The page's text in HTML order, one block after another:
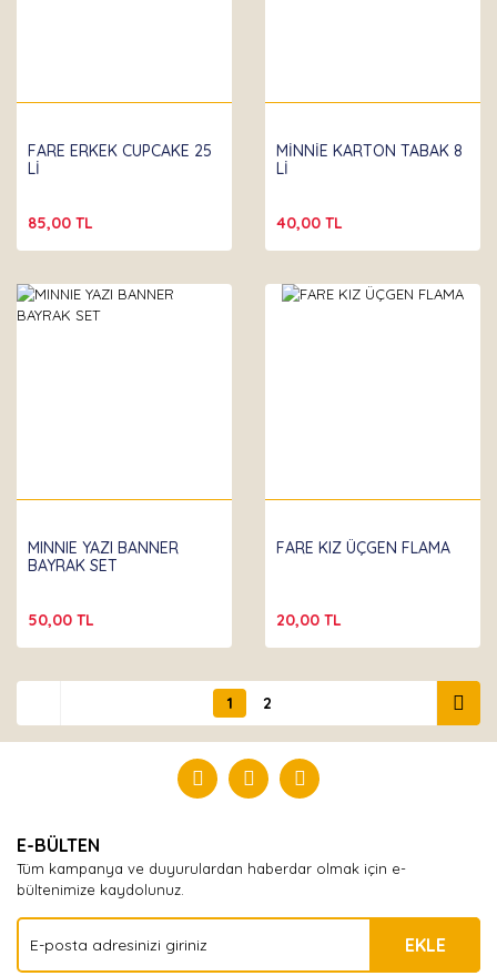
FARE ERKEK CUPCAKE 25
Lİ
85,00 TL
MİNNİE KARTON TABAK 8
Lİ
40,00 TL
MINNIE YAZI BANNER
BAYRAK SET
50,00 TL
FARE KIZ ÜÇGEN FLAMA
20,00 TL
1 2
E-BÜLTEN
Tüm kampanya ve duyurulardan haberdar olmak için e-
bültenimize kaydolunuz.
EKLE